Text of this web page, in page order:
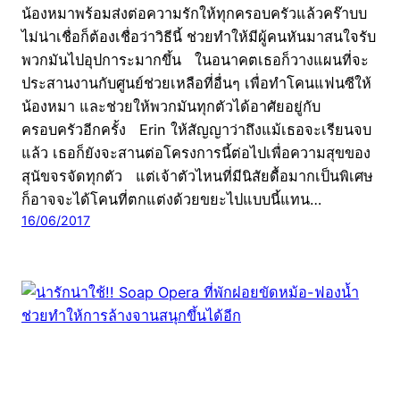
น้องหมาพร้อมส่งต่อความรักให้ทุกครอบครัวแล้วคร๊าบบ
ไม่น่าเชื่อก็ต้องเชื่อว่าวิธีนี้ ช่วยทำให้มีผู้คนหันมาสนใจรับ
พวกมันไปอุปการะมากขึ้น ในอนาคตเธอก็วางแผนที่จะ
ประสานงานกับศูนย์ช่วยเหลือที่อื่นๆ เพื่อทำโคนแฟนซีให้
น้องหมา และช่วยให้พวกมันทุกตัวได้อาศัยอยู่กับ
ครอบครัวอีกครั้ง Erin ให้สัญญาว่าถึงแม้เธอจะเรียนจบ
แล้ว เธอก็ยังจะสานต่อโครงการนี้ต่อไปเพื่อความสุขของ
สุนัขจรจัดทุกตัว แต่เจ้าตัวไหนที่มีนิสัยดื้อมากเป็นพิเศษ
ก็อาจจะได้โคนที่ตกแต่งด้วยขยะไปแบบนี้แทน…
16/06/2017